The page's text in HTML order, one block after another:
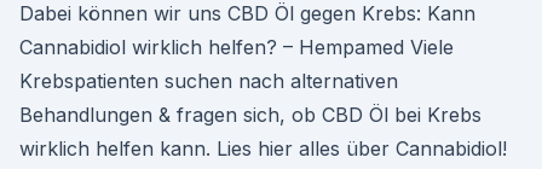
Dabei können wir uns CBD Öl gegen Krebs: Kann
Cannabidiol wirklich helfen? – Hempamed Viele
Krebspatienten suchen nach alternativen
Behandlungen & fragen sich, ob CBD Öl bei Krebs
wirklich helfen kann. Lies hier alles über Cannabidiol!